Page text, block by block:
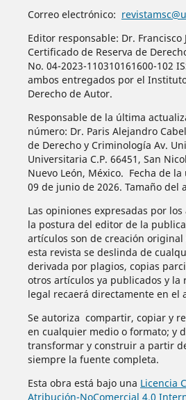
Correo electrónico:
Editor responsable: Dr. Francisco
Certificado de Reserva de
No. 04-2023-110310161600-102
ambos entregados por el
Derecho de Autor.
Responsable de la última
número: Dr. Paris Alejandro
de Derecho y Criminología Av.
Universitaria C.P. 66451, San
Nuevo León, México. Fecha de
09 de junio de 2026. Tamaño del
Las opiniones expresadas por
la postura del editor de la
artículos son de creación
esta revista se deslinda de
derivada por plagios, copias
otros artículos ya publicados y la
legal recaerá directamente en el
Se autoriza compartir, copiar y
en cualquier medio o formato; y
transformar y construir a partir
siempre la fuente completa.
Esta obra está bajo una Licencia
Atribución-NoComercial 4.0